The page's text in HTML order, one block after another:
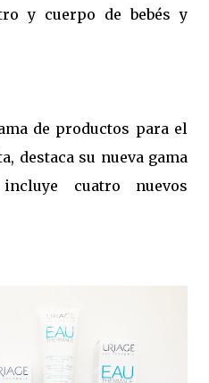
y cuerpo de bebés y
de productos para el
destaca su nueva gama
cuatro nuevos